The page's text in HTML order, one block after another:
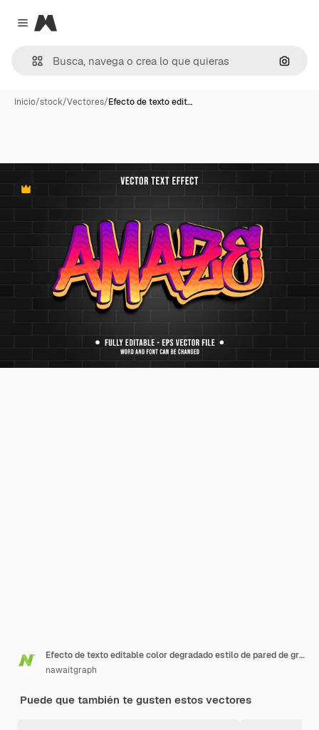
Close menu
Magnific
Inicio/stock/Vectores/Efecto de texto edit…
Premium
Efecto de texto editable color degradado estilo de pared de graffiti callejero
nawaitgraph
Puede que también te gusten estos vectores